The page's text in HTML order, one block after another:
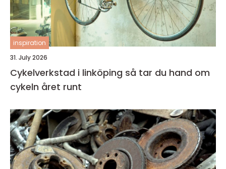
inspiration
31. July 2026
Cykelverkstad i linköping så tar du hand om
cykeln året runt